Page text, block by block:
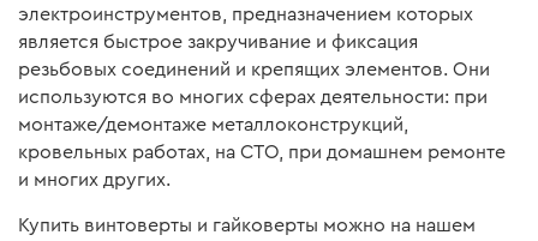
электроинструментов, предназначением которых
является быстрое закручивание и фиксация
резьбовых соединений и крепящих элементов. Они
используются во многих сферах деятельности: при
монтаже/демонтаже металлоконструкций,
кровельных работах, на СТО, при домашнем ремонте
и многих других.
Купить винтоверты и гайковерты можно на нашем